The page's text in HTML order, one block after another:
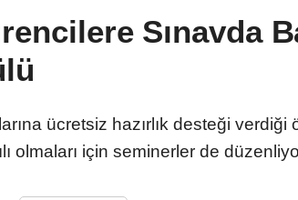
Sınavda
ücretsiz hazırlık desteği verdiği
olmaları için seminerler de